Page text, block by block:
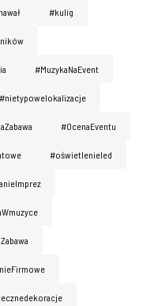
#kulig
#MuzykaNaEvent
#nietypowelokalizacje
#OcenaEventu
#oświetlenieled